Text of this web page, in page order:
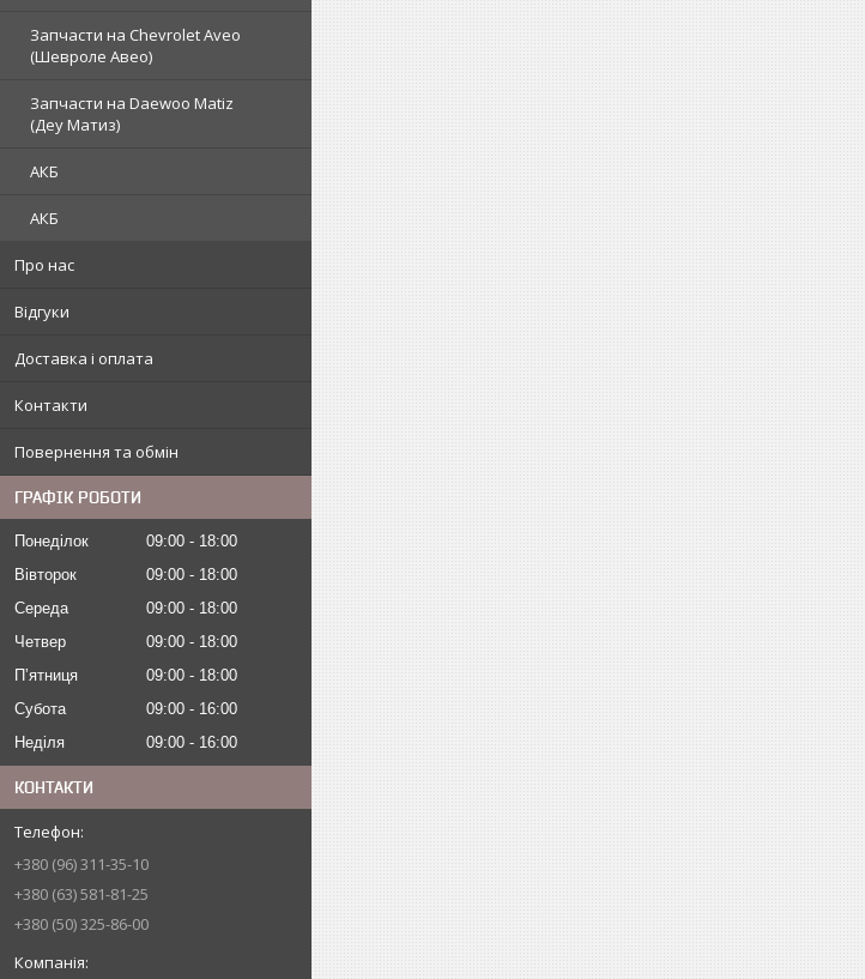
Запчасти на Chevrolet Aveo
(Шевроле Авео)
Запчасти на Daewoo Matiz
(Деу Матиз)
АКБ
АКБ
Про нас
Відгуки
Доставка і оплата
Контакти
Повернення та обмін
ГРАФІК РОБОТИ
Понеділок 09:00
18:00
Вівторок
09:00
18:00
Середа
09:00
18:00
Четвер
09:00
18:00
Пʼятниця
09:00
18:00
Субота
09:00
16:00
Неділя
09:00 16:00
КОНТАКТИ
+380 (96) 311-35-10
+380 (63) 581-81-25
+380 (50) 325-86-00